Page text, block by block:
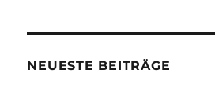
NEUESTE BEITRÄGE